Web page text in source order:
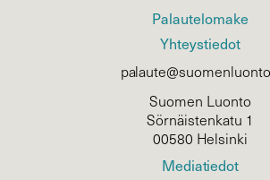
Palautelomake
Yhteystiedot
Suomen Luonto
Sörnäistenkatu 1
00580 Helsinki
Mediatiedot